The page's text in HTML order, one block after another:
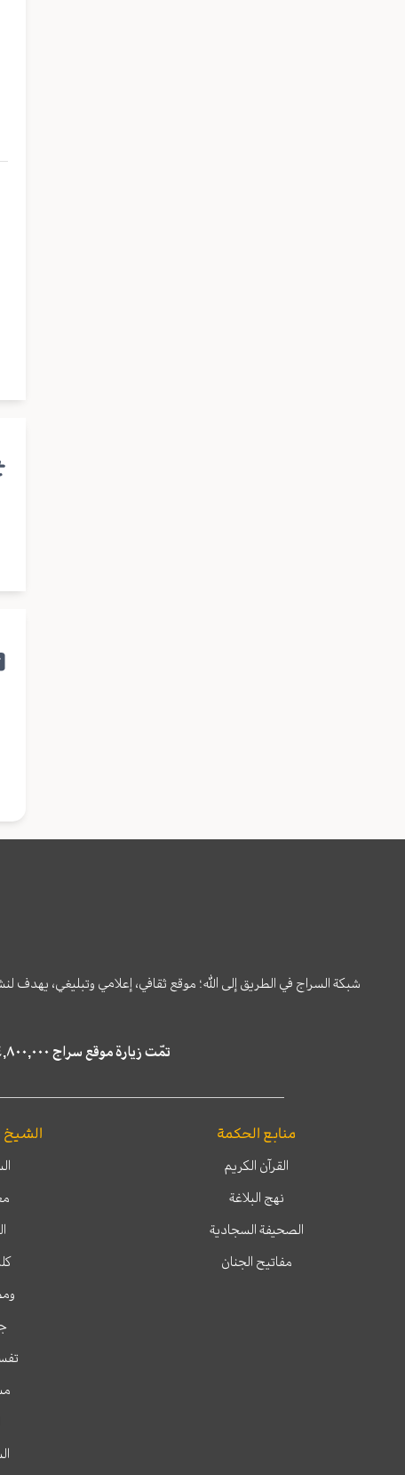
شبكة السراج في الطريق إلى الله؛ موقع ثقافي، إعلامي وتبليغي،
تمّت زيارة موقع سراج ٤,٨٠٠,٠٠٠ مرة خلال الستة أشهر الماضية، كما ظهر في نتائج البحث في محركات البحث٢٢,٢٩٠,٠٠٠ مرّة.
منابع الحكمة
القرآن الكريم
نهج البلاغة
الصحيفة السجادية
مفاتيح الجنان